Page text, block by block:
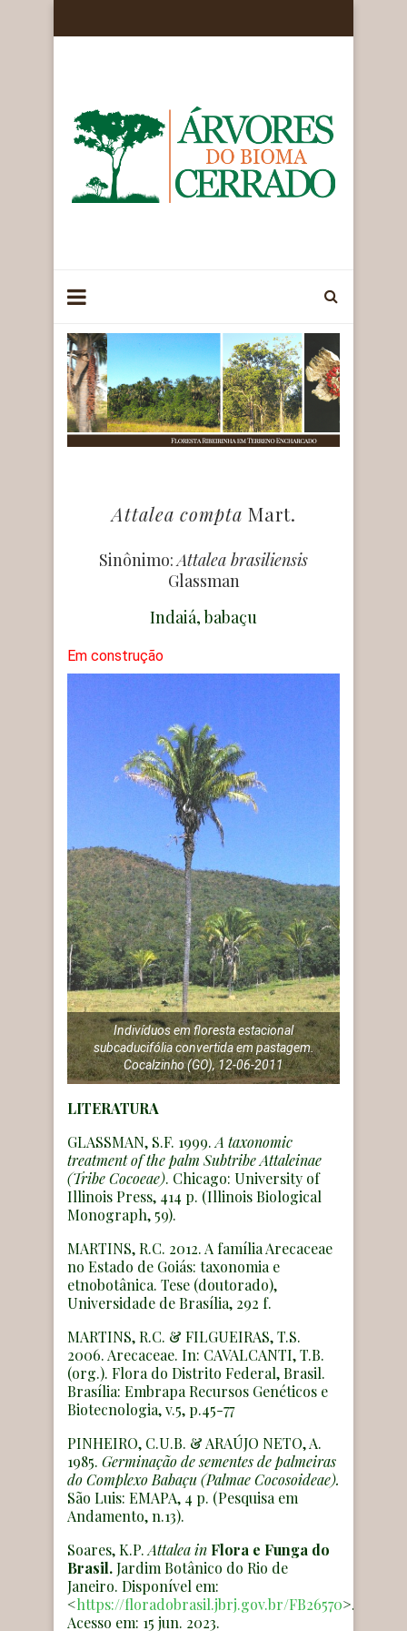
Attalea compta Mart.
Sinônimo: Attalea brasiliensis
Glassman
Indaiá, babaçu
Em construção
Indivíduos em floresta estacional
subcaducifólia convertida em pastagem.
Cocalzinho (GO), 12-06-2011
LITERATURA
GLASSMAN, S.F. 1999. A taxonomic
treatment of the palm Subtribe Attaleinae
(Tribe Cocoeae). Chicago: University of
Illinois Press, 414 p. (Illinois Biological
Monograph, 59).
MARTINS, R.C. 2012. A família Arecaceae
no Estado de Goiás: taxonomia e
etnobotânica. Tese (doutorado),
Universidade de Brasília, 292 f.
MARTINS, R.C. & FILGUEIRAS, T.S.
2006. Arecaceae. In: CAVALCANTI, T.B.
(org.). Flora do Distrito Federal, Brasil.
Brasília: Embrapa Recursos Genéticos e
Biotecnologia, v.5, p.45-77
PINHEIRO, C.U.B. & ARAÚJO NETO, A.
1985. Germinação de sementes de palmeiras
do Complexo Babaçu (Palmae Cocosoideae).
São Luis: EMAPA, 4 p. (Pesquisa em
Andamento, n.13).
Soares, K.P. Attaleain Flora e Funga do
Brasil.Jardim Botânico do Rio de
Janeiro. Disponível em:
<https://floradobrasil.jbrj.gov.br/FB26570>.
Acesso em: 15 jun. 2023.